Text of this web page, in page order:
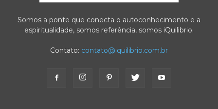
Somos a ponte que conecta o autoconhecimento e a
espiritualidade, somos referência, somos iQuilibrio.
Contato: contato@iquilibrio.com.br